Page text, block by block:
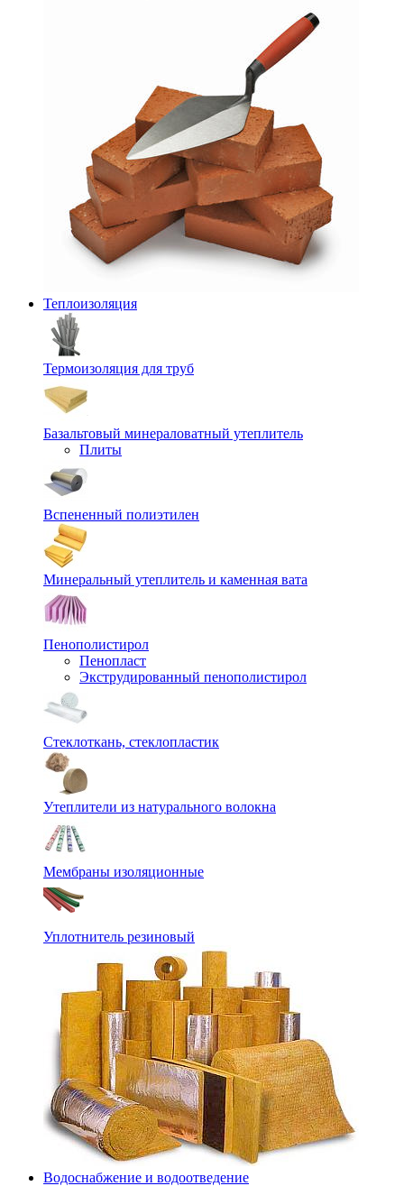
Теплоизоляция
Термоизоляция для труб
Базальтовый минераловатный утеплитель
Плиты
Вспененный полиэтилен
Минеральный утеплитель и каменная вата
Пенополистирол
Пенопласт
Экструдированный пенополистирол
Стеклоткань, стеклопластик
Утеплители из натурального волокна
Мембраны изоляционные
Уплотнитель резиновый
Водоснабжение и водоотведение